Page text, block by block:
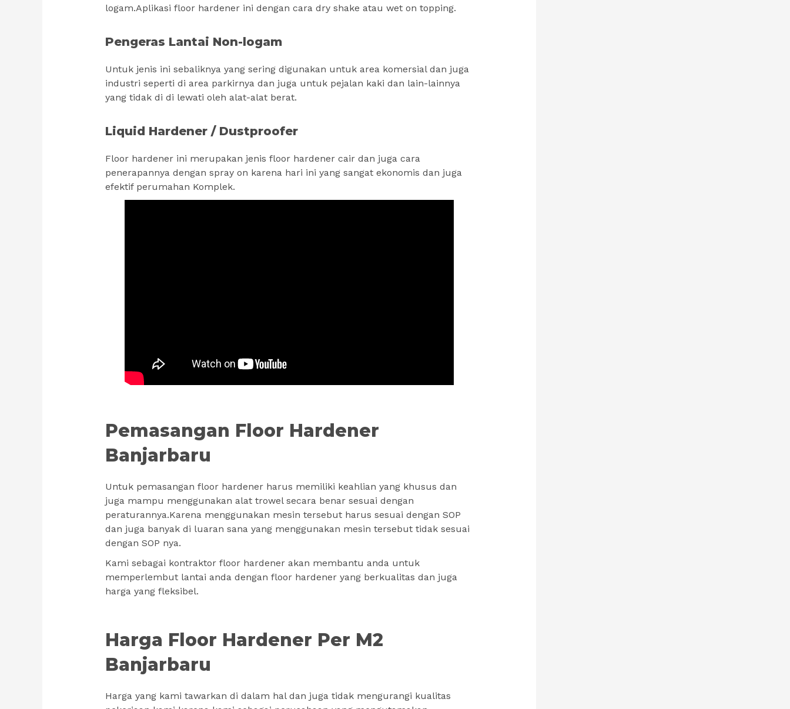
logam.Aplikasi floor hardener ini dengan cara dry shake atau wet on topping.
Pengeras Lantai Non-logam
Untuk jenis ini sebaliknya yang sering digunakan untuk area komersial dan juga
industri seperti di area parkirnya dan juga untuk pejalan kaki dan lain-lainnya
yang tidak di di lewati oleh alat-alat berat.
Liquid Hardener / Dustproofer
Floor hardener ini merupakan jenis floor hardener cair dan juga cara
penerapannya dengan spray on karena hari ini yang sangat ekonomis dan juga
efektif perumahan Komplek.
Pemasangan Floor Hardener
Banjarbaru
Untuk pemasangan floor hardener harus memiliki keahlian yang khusus dan
juga mampu menggunakan alat trowel secara benar sesuai dengan
peraturannya.Karena menggunakan mesin tersebut harus sesuai dengan SOP
dan juga banyak di luaran sana yang menggunakan mesin tersebut tidak sesuai
dengan SOP nya.
Kami sebagai kontraktor floor hardener akan membantu anda untuk
memperlembut lantai anda dengan floor hardener yang berkualitas dan juga
harga yang fleksibel.
Harga Floor Hardener Per M2
Banjarbaru
Harga yang kami tawarkan di dalam hal dan juga tidak mengurangi kualitas